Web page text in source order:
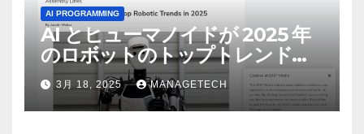
AI PROGRAMMING
AI とヒューマノイドが 2025 年
のロボットのトップトレンドに |
ASSEMBLY
3月 18, 2025 MANAGETECH